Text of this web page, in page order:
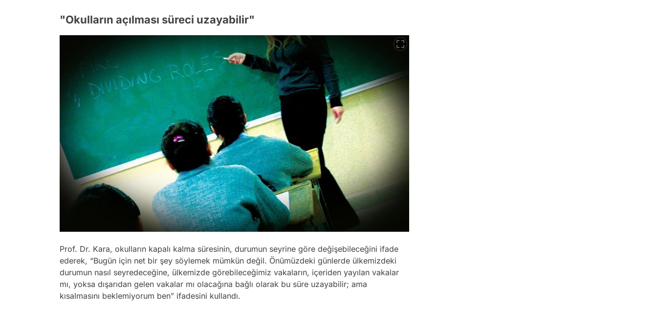
"Okulların açılması süreci uzayabilir"
Prof. Dr. Kara, okulların kapalı kalma süresinin, durumun seyrine göre değişebileceğini ifade
ederek, “Bugün için net bir şey söylemek mümkün değil. Önümüzdeki günlerde ülkemizdeki
durumun nasıl seyredeceğine, ülkemizde görebileceğimiz vakaların, içeriden yayılan vakalar
mı, yoksa dışarıdan gelen vakalar mı olacağına bağlı olarak bu süre uzayabilir; ama
kısalmasını beklemiyorum ben” ifadesini kullandı.